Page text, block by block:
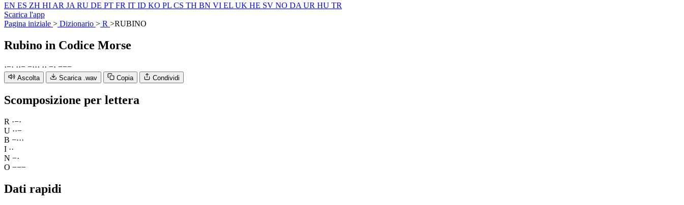
EN ES ZH HI AR JA RU DE PT FR IT ID KO PL CS TH BN VI EL UK HE SV NO DA UR HU TR
Scarica l'app
Pagina iniziale > Dizionario > R >RUBINO
Rubino in Codice Morse
·−· ··− −··· ·· −· −−−
Ascolta Scarica .wav Copia Condividi
Scomposizione per lettera
R ·−·
U ··−
B −···
I ··
N −·
O −−−
Dati rapidi